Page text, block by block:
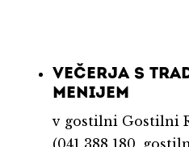
VEČERJA S
MENIJEM
v gostilni Gostilni
(041 388 180,